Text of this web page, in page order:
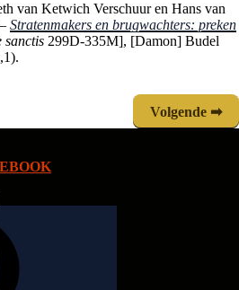
van Ketwich Verschuur en Hans van
Stratenmakers en brugwachters: preken
sanctis 299D-335M], [Damon] Budel
Volgende